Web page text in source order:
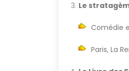
Le
Comédie
Paris, La